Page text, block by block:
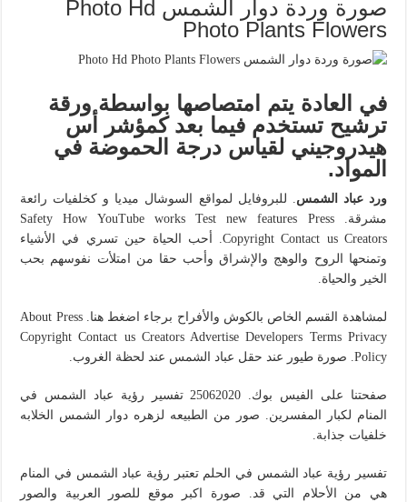
صورة وردة دوار الشمس Photo Hd
Photo Plants Flowers
في العادة يتم امتصاصها بواسطة ورقة
ترشيح تستخدم فيما بعد كمؤشر أس
هيدروجيني لقياس درجة الحموضة في
المواد.
ورد عباد الشمس. للبروفايل لمواقع السوشال ميديا و كخلفيات رائعة
مشرقة. Safety How YouTube works Test new features Press
Copyright Contact us Creators. أحب الحياة حين تسري في الأشياء
وتمنحها الروح والوهج والإشراق وأحب حقا من امتلأت نفوسهم بحب
الخير والحياة.
لمشاهدة القسم الخاص بالكوش والأفراح برجاء اضغط هنا. About Press
Copyright Contact us Creators Advertise Developers Terms Privacy
Policy. صورة طيور عند حقل عباد الشمس عند لحظة الغروب.
صفحتنا على الفيس بوك. 25062020 تفسير رؤية عباد الشمس في
المنام لكبار المفسرين. صور من الطبيعه لزهره دوار الشمس الخلابه
خلفيات جذابة.
تفسير رؤية عباد الشمس في الحلم تعتبر رؤية عباد الشمس في المنام
هي من الأحلام التي قد. صورة اكبر موقع للصور العربية والصور